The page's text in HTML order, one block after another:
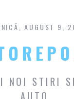
content
AUGUST 9,
NOI STIRI
AUTO